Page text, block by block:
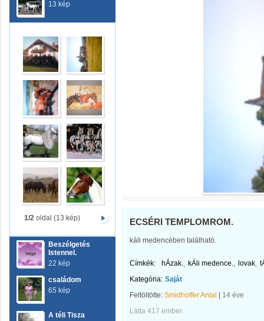
13 kép
1/2oldal (13 kép)
Beszélgetés
Istennel.
22 kép
családom
65 kép
A téli Tisza
ECSÉRI TEMPLOMROM.
káli medencében található.
Címkék: hÁzak. kÁli medence. lovak
Kategória: Saját
Feltöltötte: Smidhoffer Antal
14 éve
Látta 417 ember.